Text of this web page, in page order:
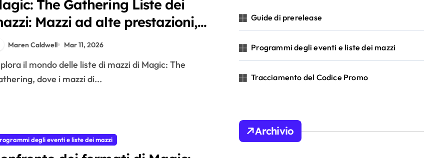
The Gathering Liste dei
Mazzi ad alte prestazioni,
Invii dei giocatori, Analisi dei
Maren Caldwell Mar 11, 2026
dove i mazzi di...
degli eventi e liste dei mazzi
:
Guide di prerelease
Programmi degli eventi e liste dei mazzi
Tracciamento del Codice Promo
Archivio